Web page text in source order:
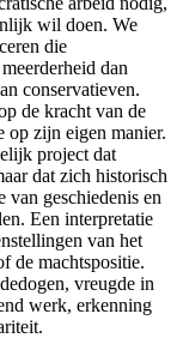
wil doen. We
die
dan
conservatieven.
de kracht van de
op zijn eigen manier.
project dat
dat zich historisch
van geschiedenis en
Een interpretatie
van het
de machtspositie.
vreugde in
werk, erkenning